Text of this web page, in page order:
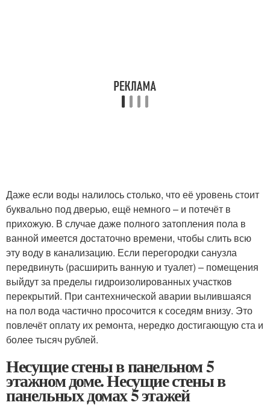
Даже если воды налилось столько, что её уровень стоит
буквально под дверью, ещё немного – и потечёт в
прихожую. В случае даже полного затопления пола в
ванной имеется достаточно времени, чтобы слить всю
эту воду в канализацию. Если перегородки санузла
передвинуть (расширить ванную и туалет) – помещения
выйдут за пределы гидроизолированных участков
перекрытий. При сантехнической аварии вылившаяся
на пол вода частично просочится к соседям внизу. Это
повлечёт оплату их ремонта, нередко достигающую ста и
более тысяч рублей.
Несущие стены в панельном 5
этажном доме. Несущие стены в
панельных домах 5 этажей